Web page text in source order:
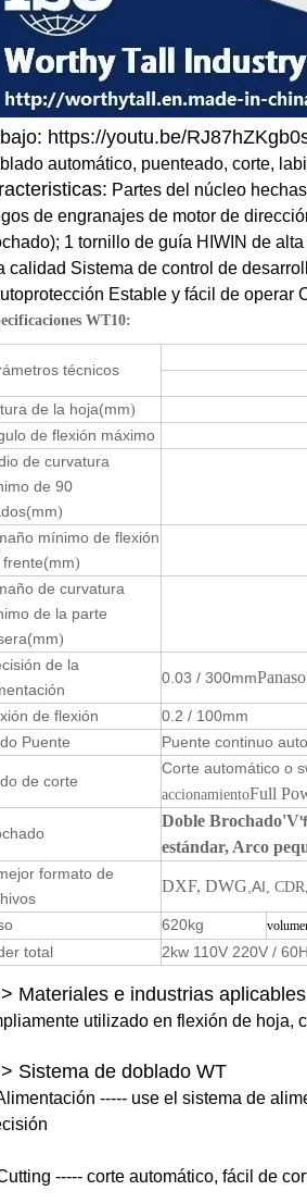
https://youtu.be/
automático, puenteado, corte,
Partes del núcleo
de engranajes de motor de
1 tornillo de guía HIWIN de
calidad Sistema de control de
Estable y fácil de operar
WT10:
técnicos
de la hoja(mm)
de flexión máximo
de curvatura
de 90
(mm)
mínimo de flexión
frente(mm)
de curvatura
de la parte
(mm)
de la
0.03 / 300mm
de flexión
0.2 / 100mm
Puente
Puente continuo
de corte
Corte automático o
accionamientoFull
Doble Brochado'V
estándar, Arco
formato de
DXF, DWG ,AI,
620kg
total
2kw 110V 220V /
Materiales e industrias
utilizado en flexión de hoja,
Sistema de doblado WT
----- use el sistema de
----- corte automático, fácil de